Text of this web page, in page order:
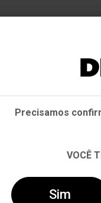
Cervejas
Em que Estado
Precisamos
VOCÊ
Sim